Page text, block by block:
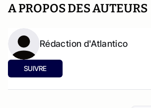
A PROPOS DES AUTEURS
Rédaction d'Atlantico
SUIVRE